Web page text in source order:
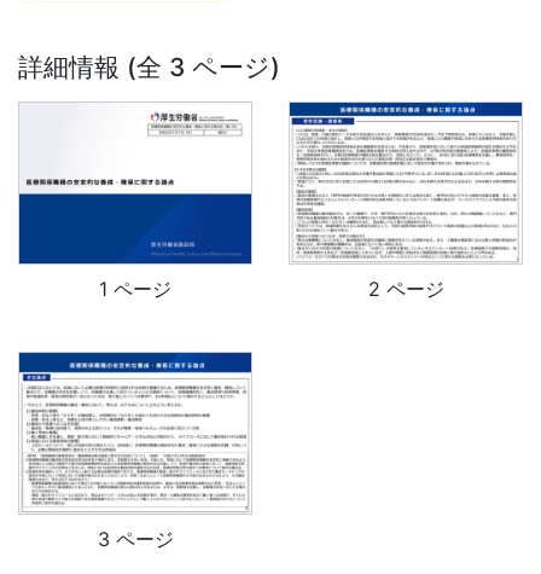
詳細情報 (全 3 ページ)
1 ページ 2 ページ
3 ページ